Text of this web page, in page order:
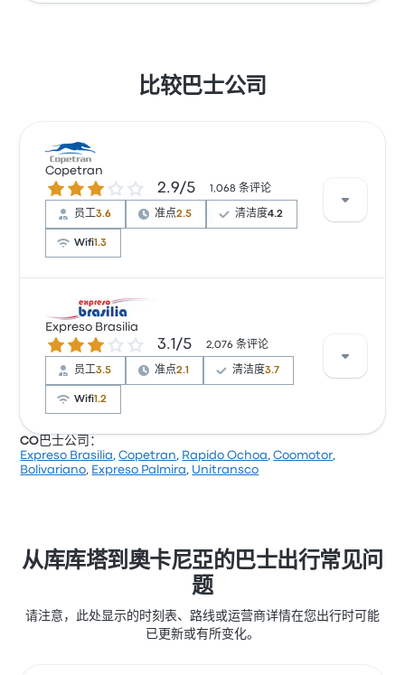
比较巴士公司
Copetran
2.9 / 5 星 2.9/5 1,068 条评论
员工3.6 准点2.5 清洁度4.2
Wifi1.3
根据 1068 条评论，该公司在 Busbud 上被评为 2.9 颗
星。旅客对 座位 和 出发地点 特别满意，但对 无线上网
经常有所抱怨。 Copetran 在此路线提供的票价为 ¥116
Expreso Brasilia
3.1 / 5 星 3.1/5 2,076 条评论
员工3.5 准点2.1 清洁度3.7
Wifi1.2
根据 2076 条评论，该公司在 Busbud 上被评为 3.1 颗
CO巴士公司：
Expreso Brasilia,Copetran, Rapido Ochoa,Coomotor,
Bolivariano, Expreso Palmira, Unitransco
从库库塔到奧卡尼亞的巴士出行常见问
题
请注意，此处显示的时刻表、路线或运营商详情在您出行时可能
已更新或有所变化。